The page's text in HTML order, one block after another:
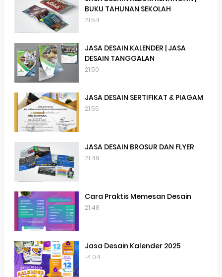
BUKU TAHUNAN SEKOLAH
21.54
JASA DESAIN KALENDER | JASA
DESAIN TANGGALAN
21.50
JASA DESAIN SERTIFIKAT & PIAGAM
21.55
JASA DESAIN BROSUR DAN FLYER
21.49
Cara Praktis Memesan Desain
21.48
Jasa Desain Kalender 2025
14.04